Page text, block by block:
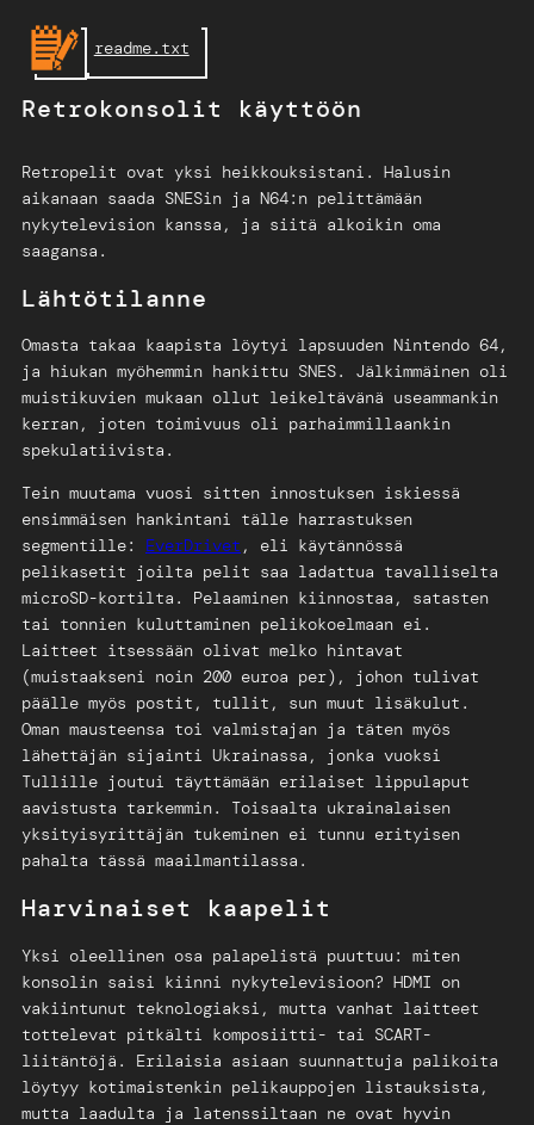
Skip
content
readme.txt
Retrokonsolit käyttöön
Retropelit ovat yksi heikkouksistani. Halusin
aikanaan saada SNESin ja N64:n pelittämään
nykytelevision kanssa, ja siitä alkoikin oma
saagansa.
Lähtötilanne
Omasta takaa kaapista löytyi lapsuuden Nintendo 64,
ja hiukan myöhemmin hankittu SNES. Jälkimmäinen oli
muistikuvien mukaan ollut leikeltävänä useammankin
kerran, joten toimivuus oli parhaimmillaankin
spekulatiivista.
Tein muutama vuosi sitten innostuksen iskiessä
ensimmäisen hankintani tälle harrastuksen
segmentille: EverDrivet , eli käytännössä
pelikasetit joilta pelit saa ladattua tavalliselta
microSD-kortilta. Pelaaminen kiinnostaa, satasten
tai tonnien kuluttaminen pelikokoelmaan ei.
Laitteet itsessään olivat melko hintavat
(muistaakseni noin 200 euroa per), johon tulivat
päälle myös postit, tullit, sun muut lisäkulut.
Oman mausteensa toi valmistajan ja täten myös
lähettäjän sijainti Ukrainassa, jonka vuoksi
Tullille joutui täyttämään erilaiset lippulaput
aavistusta tarkemmin. Toisaalta ukrainalaisen
yksityisyrittäjän tukeminen ei tunnu erityisen
pahalta tässä maailmantilassa.
Harvinaiset kaapelit
Yksi oleellinen osa palapelistä puuttuu: miten
konsolin saisi kiinni nykytelevisioon? HDMI on
vakiintunut teknologiaksi, mutta vanhat laitteet
tottelevat pitkälti komposiitti- tai SCART-
liitäntöjä. Erilaisia asiaan suunnattuja palikoita
löytyy kotimaistenkin pelikauppojen listauksista,
mutta laadulta ja latenssiltaan ne ovat hyvin